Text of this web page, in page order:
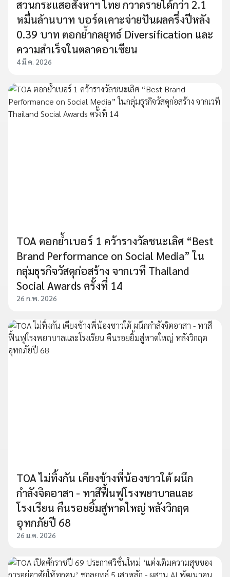
สวนกระแสอสังหาฯ ไทย กวาดรายได้กว่า 2.1
หมื่นล้านบาท บอร์ดเคาะจ่ายปันผลครึ่งปีหลัง
0.39 บาท ตอกย้ำกลยุทธ์ Diversification และ
ความสำเร็จในตลาดอาเซียน
4 มี.ค. 2026
TOA ตอกย้ำเบอร์ 1 คว้ารางวัลชนะเลิศ “Best
Brand Performance on Social Media” ใน
กลุ่มธุรกิจวัสดุก่อสร้าง จากเวที Thailand
Social Awards ครั้งที่ 14
26 ก.พ. 2026
TOA ไม่ทิ้งกัน เคียงข้างพี่น้องชาวใต้ ผนึก
กำลังจิตอาสา - ทาสีฟื้นฟูโรงพยาบาลและ
โรงเรียน คืนรอยยิ้มสู่หาดใหญ่ หลังวิกฤต
อุทกภัยปี 68
26 ม.ค. 2026